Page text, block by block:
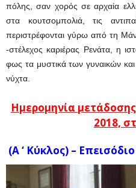
πόλης, σαν χορός σε αρχαία
στα κουτσομπολιά, τις
περιστρέφονται γύρω από τη
-στέλεχος καριέρας Ρενάτα, η
φως τα μυστικά των γυναικών
νύχτα.
Ημερομηνία
2018,
(Α ‘ Κύκλος) –